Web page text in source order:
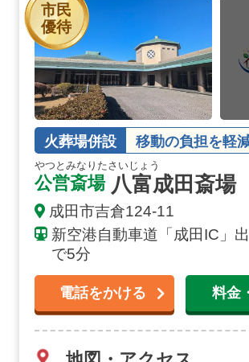
市民
優待
火葬場併設 移動の負担を軽
やつとみなりたさいじょう
公営斎場 八富成田斎場
成田市吉倉124-11
新空港自動車道「成田IC」
で5分
電話をかける 料金